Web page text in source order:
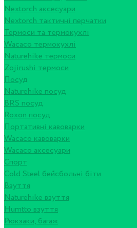
Nextorch аксесуари
Nextorch тактичні перчатки
Термоси та термокухлі
Wacaco термокухлі
Naturehike термоси
Zojirushi термоси
Посуд
Naturehike посуд
BRS посуд
Roxon посуд
Портативні кавоварки
Wacaco кавоварки
Wacaco аксесуари
Спорт
Cold Steel бейсбольні біти
Взуття
Naturehike взуття
Humtto взуття
Рюкзаки, багаж